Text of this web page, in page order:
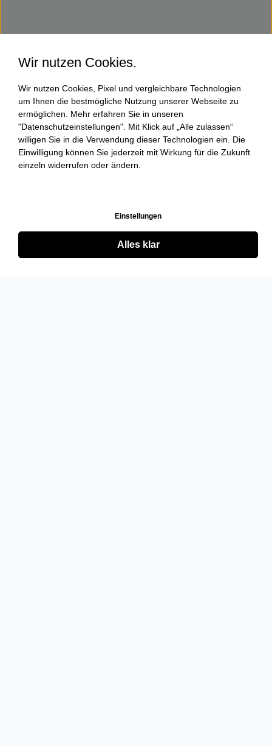
Wir nutzen Cookies.
Wir nutzen Cookies, Pixel und vergleichbare Technologien
um Ihnen die bestmögliche Nutzung unserer Webseite zu
ermöglichen. Mehr erfahren Sie in unseren
"Datenschutzeinstellungen". Mit Klick auf „Alle zulassen“
willigen Sie in die Verwendung dieser Technologien ein. Die
Einwilligung können Sie jederzeit mit Wirkung für die Zukunft
einzeln widerrufen oder ändern.
Einstellungen
Alles klar